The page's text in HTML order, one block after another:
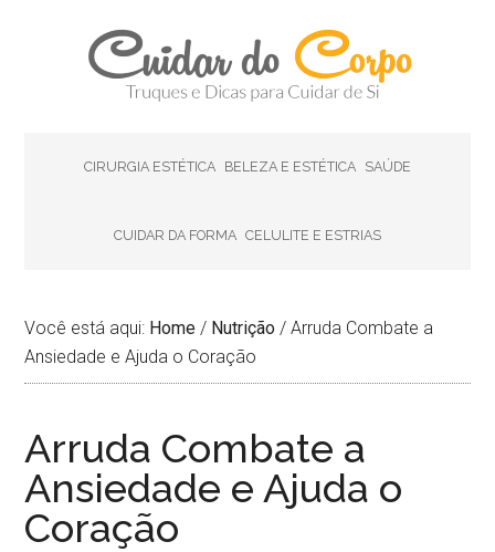
CIRURGIA ESTÉTICA BELEZA E ESTÉTICA SAÚDE
CUIDAR DA FORMA CELULITE E ESTRIAS
Você está aqui: Home / Nutrição / Arruda Combate a
Ansiedade e Ajuda o Coração
Arruda Combate a
Ansiedade e Ajuda o
Coração